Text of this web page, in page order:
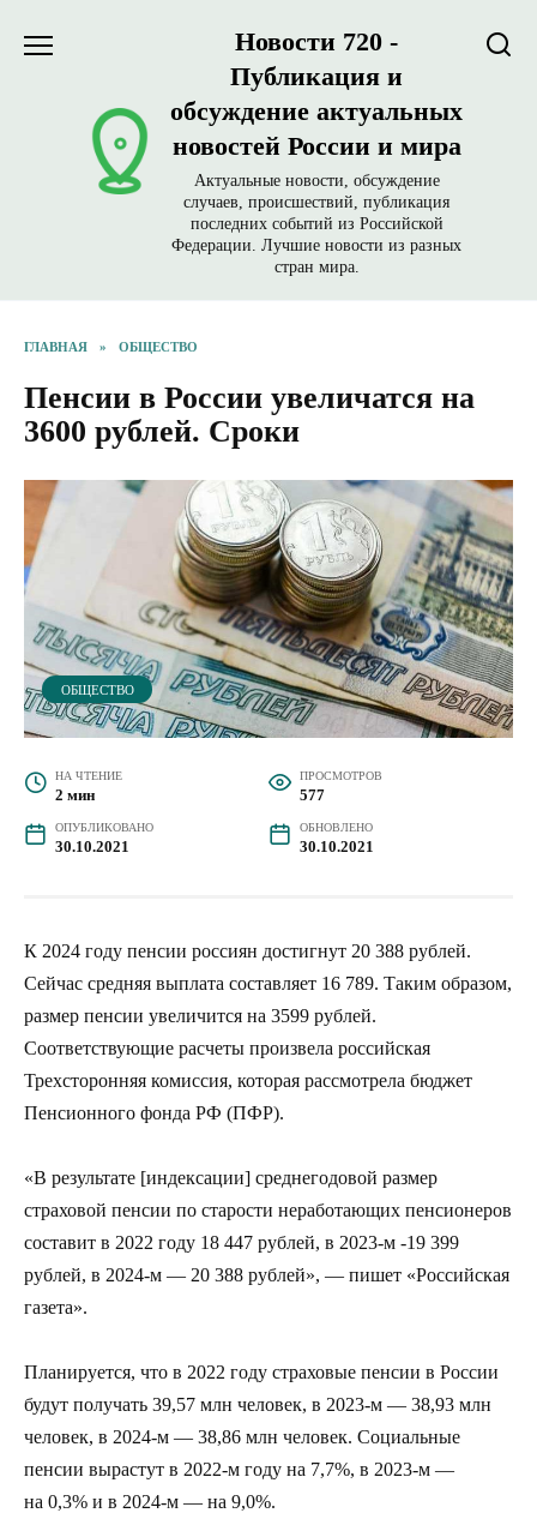
Новости 720 -
Публикация и
обсуждение актуальных
новостей России и мира
Актуальные новости, обсуждение
случаев, происшествий, публикация
последних событий из Российской
Федерации. Лучшие новости из разных
стран мира.
ГЛАВНАЯ » ОБЩЕСТВО
Пенсии в России увеличатся на
3600 рублей. Сроки
ОБЩЕСТВО
НА ЧТЕНИЕ
2 мин
ПРОСМОТРОВ
577
ОПУБЛИКОВАНО
30.10.2021
ОБНОВЛЕНО
30.10.2021
К 2024 году пенсии россиян достигнут 20 388 рублей.
Сейчас средняя выплата составляет 16 789. Таким образом,
размер пенсии увеличится на 3599 рублей.
Соответствующие расчеты произвела российская
Трехсторонняя комиссия, которая рассмотрела бюджет
Пенсионного фонда РФ (ПФР).
«В результате [индексации] среднегодовой размер
страховой пенсии по старости неработающих пенсионеров
составит в 2022 году 18 447 рублей, в 2023-м -19 399
рублей, в 2024-м — 20 388 рублей», — пишет «Российская
газета».
Планируется, что в 2022 году страховые пенсии в России
будут получать 39,57 млн человек, в 2023-м — 38,93 млн
человек, в 2024-м — 38,86 млн человек. Социальные
пенсии вырастут в 2022-м году на 7,7%, в 2023-м —
на 0,3% и в 2024-м — на 9,0%.